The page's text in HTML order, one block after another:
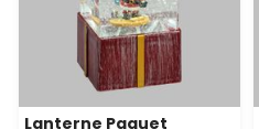
Lanterne Paquet